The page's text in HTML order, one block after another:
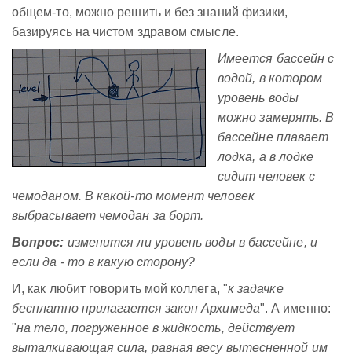
общем-то, можно решить и без знаний физики,
базируясь на чистом здравом смысле.
Имеется бассейн с
водой, в котором
уровень воды
можно замерять. В
бассейне плавает
лодка, а в лодке
сидит человек с
чемоданом. В какой-то момент человек
выбрасывает чемодан за борт.
Вопрос: изменится ли уровень воды в бассейне, и
если да - то в какую сторону?
И, как любит говорить мой коллега, "к задачке
бесплатно прилагается закон Архимеда". А именно:
"на тело, погруженное в жидкость, действует
выталкивающая сила, равная весу вытесненной им